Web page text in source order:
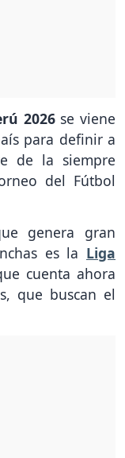
2026se viene
para definir a
de la siempre
del Fútbol
genera gran
es la Liga
cuenta ahora
que buscan el